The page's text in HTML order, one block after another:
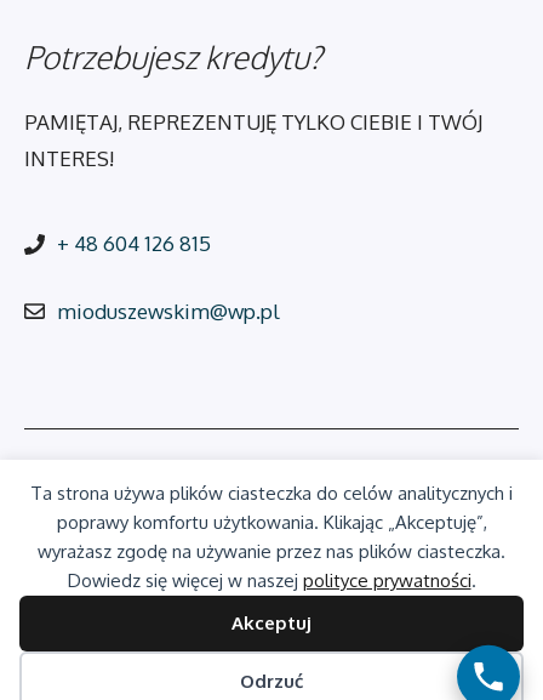
Ta strona używa plików ciasteczka do celów analitycznych i
poprawy komfortu użytkowania. Klikając „Akceptuję”,
wyrażasz zgodę na używanie przez nas plików ciasteczka.
Dowiedz się więcej w naszej polityce prywatności.
Akceptuj
Odrzuć
Potrzebujesz kredytu?
PAMIĘTAJ, REPREZENTUJĘ TYLKO CIEBIE I TWÓJ
INTERES!
+ 48 604 126 815
mioduszewskim@wp.pl
© Marcin Mioduszewski Ekspert Finansowy |Polityka
prywatności